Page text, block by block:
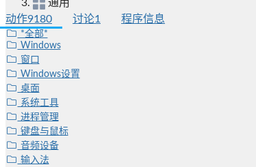
通用
动作9180 讨论1 程序信息
*全部*
Windows
窗口
Windows设置
桌面
系统工具
进程管理
键盘与鼠标
音频设备
输入法